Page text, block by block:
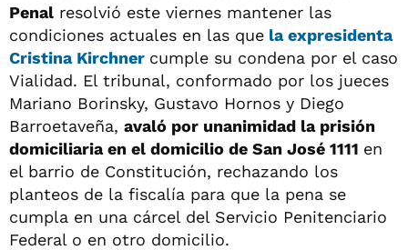
Penal resolvió este viernes mantener las
condiciones actuales en las que la expresidenta
Cristina Kirchner cumple su condena por el caso
Vialidad. El tribunal, conformado por los jueces
Mariano Borinsky, Gustavo Hornos y Diego
Barroetaveña, avaló por unanimidad la prisión
domiciliaria en el domicilio de San José 1111 en
el barrio de Constitución, rechazando los
planteos de la fiscalía para que la pena se
cumpla en una cárcel del Servicio Penitenciario
Federal o en otro domicilio.